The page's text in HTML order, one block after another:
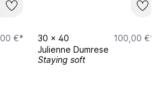
€*
30 x 40
100,00 €*
Julienne Dumrese
Staying soft